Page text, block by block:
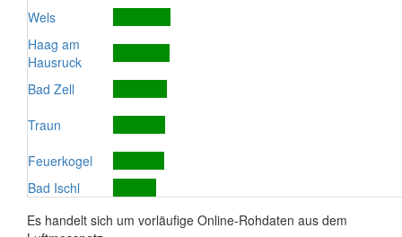
Wels
Haag am
Hausruck
Bad Zell
Traun
Feuerkogel
Bad Ischl
Es handelt sich um vorläufige Online-Rohdaten aus dem